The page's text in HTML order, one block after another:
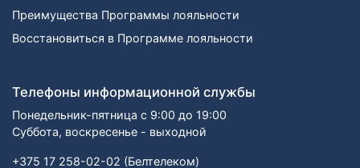
Преимущества Программы лояльности
Восстановиться в Программе лояльности
Телефоны информационной службы
Понедельник-пятница с 9:00 до 19:00
Суббота, воскресенье - выходной
+375 17 258-02-02 (Белтелеком)